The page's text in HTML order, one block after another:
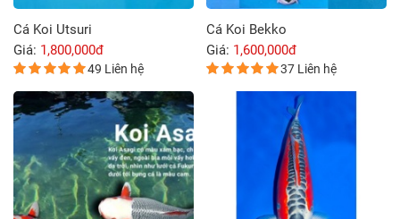
Cá Koi Utsuri
Giá: 1,800,000đ
49 Liên hệ
Cá Koi Bekko
Giá: 1,600,000đ
37 Liên hệ